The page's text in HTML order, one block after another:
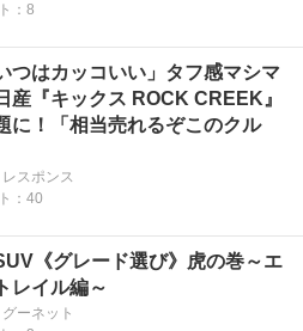
：8
つはカッコいい」タフ感マシマ
産『キックス ROCK CREEK』
に！「相当売れるぞこのクル
レスポンス
：40
《グレード選び》虎の巻～エ
レイル編～
ーネット